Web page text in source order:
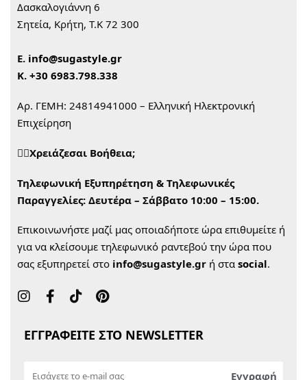
Δασκαλογιάννη 6
Σητεία, Κρήτη, Τ.Κ 72 300
Ε. info@sugastyle.gr
Κ. +30 6983.798.338
Αρ. ΓΕΜΗ: 24814941000 – Ελληνική Ηλεκτρονική
Επιχείρηση
🙋‍♀️Χρειάζεσαι Βοήθεια;
Τηλεφωνική Εξυπηρέτηση & Τηλεφωνικές
Παραγγελίες: Δευτέρα – Σάββατο 10:00 – 15:00.
Επικοινωνήστε μαζί μας οποιαδήποτε ώρα επιθυμείτε ή
για να κλείσουμε τηλεφωνικό ραντεβού την ώρα που
σας εξυπηρετεί στο info@sugastyle.gr ή στα social.
ΕΓΓΡΑΦΕΙΤΕ ΣΤΟ NEWSLETTER